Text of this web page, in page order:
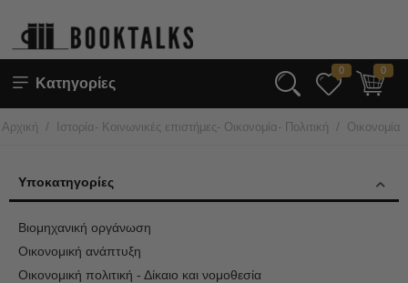
Κατηγορίες
0 0
Αρχική / Ιστορία- Κοινωνικές επιστήμες- Οικονομία- Πολιτική / Οικονομία
Υποκατηγορίες
Βιομηχανική οργάνωση
Οικονομική ανάπτυξη
Οικονομική πολιτική - Δίκαιο και νομοθεσία